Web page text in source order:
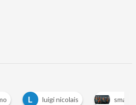
L luigi nicolais smart